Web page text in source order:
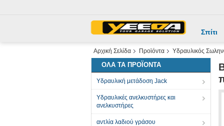
Σπίτι
Αρχική Σελίδα Προϊόντα Υδραυλικός
ΌΛΑ ΤΑ ΠΡΟΪΌΝΤΑ
Υδραυλική μετάδοση Jack
Υδραυλικές ανελκυστήρες και
ανελκυστήρες
αντλία λαδιού γράσου